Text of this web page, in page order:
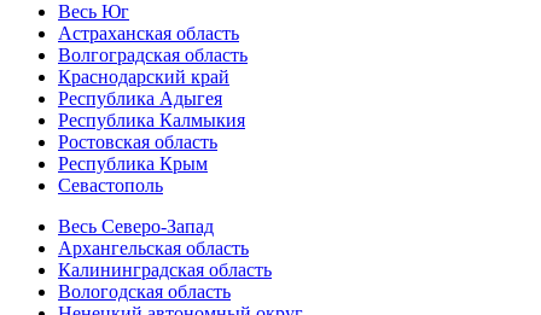
Весь Юг
Астраханская область
Волгоградская область
Краснодарский край
Республика Адыгея
Республика Калмыкия
Ростовская область
Республика Крым
Севастополь
Весь Северо-Запад
Архангельская область
Калининградская область
Вологодская область